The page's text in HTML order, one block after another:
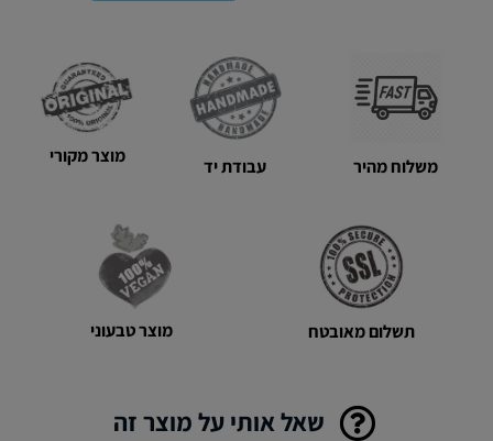
סרוג
||
דגם
קלאסי
משלוח מהיר עבודת יד מוצר מקורי
תשלום מאובטח מוצר טבעוני
שאל אותי על מוצר זה